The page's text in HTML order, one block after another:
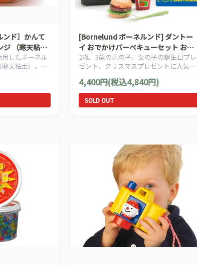
ンド］かんて
（寒天粘
したボーネル
天粘土）。は
[Bornelund ボーネルンド] ダントー
イ おでかけバーベキューセット おま
まごと
2歳、3歳の男の子、女の子の誕生日プレ
ゼント、クリスマスプレゼントに人気
の[Dantoy ダントーイ]の丈夫で安全な玩
具です。
4,400円(税込4,840円)
SOLD OUT